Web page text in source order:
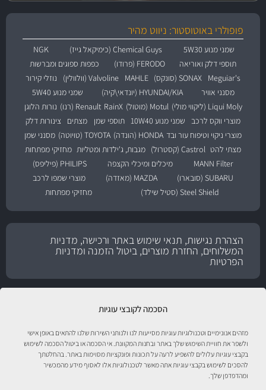
הסכמה לקובצי עוגיות
מזהים אנונימיים וטכנולוגיות עוגיות מסייעות לנו ולנותני השירות שלנו להתאים באופן אישי
ולשפר את חוויית השימוש שלך באתר ובחנות המקוונת. אי הסכמה או ביטול הסכמה לשימוש
בקבצי עוגיות עלולים להשפיע לרעה על תכונות ופונקציות מסוימות באתר. בהחלטתך
להסכים לשימוש בקבצי עוגיות אתה מאשר לטכנולוגיות אלו לאסוף מידע מהמכשיר
ומהדפדפן שלך.
פופולרי באוטוסטור: ניווט מהיר
שמני מנוע 5W30 Chemical Guys (כימיקאל גייז)
NGK
תוספי דלק ואוריאה
FERODO (פרודו)
כפפות ספוגים ומברשות
Meguiar's
SONAX (סונקס) MAHLE Valvoline (וולוולין)
נוזלי קירור
מסנני אוויר
HYUNDAI/KIA (יונדאי\קיה)
שמני מנוע 5W40
Liqui Moly (ליקווי מולי)
Motul (מוטול) RainX Renault (רנו)
נורות הלוגן
מוצרי ווקס לרכב
שמני מנוע 10W40 תוספי שמן מצתים
צינורות דלק
מוצרי ניקוי וטיפוח עור ובד HONDA (הונדה) TOYOTA (טויוטה)
מסנני שמן
מצתי להט Castrol (קסטרול) מגבות, ג'ילדות ומטליות מחזיקי מפתחות
MANN Filter
מיכלים ומיכלי הקצפה
PHILIPS (פיליפס)
SUBARU (סובארו)
MAZDA (מאזדה)
מוצרי שמפו לרכב
Steel Shield (סטיל שילד)
מחזיקי מפתחות
הצהרת נגישות, תנאי שימוש באתר ורכישה, מדניות
המשלוחים, החזרת מוצרים, ביטול הזמנה ומדניות
הפרטיות